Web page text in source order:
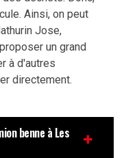
Ainsi, on peut
Jose,
un grand
à d'autres
directement.
benne à Les